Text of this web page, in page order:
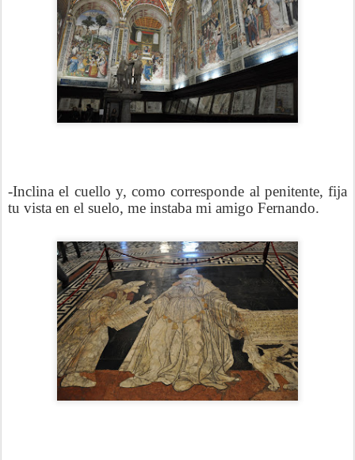
-Inclina el cuello y, como corresponde al penitente, fija
tu vista en el suelo, me instaba mi amigo Fernando.